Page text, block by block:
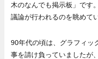
木のなんでも掲示板」です
議論が行われるのを眺めて
90年代の頃は、グラフィッ
事を請け負っていましたが